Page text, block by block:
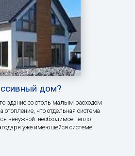
дом?
здание со столь малым расходом
отопление, что отдельная система
ненужной. необходимое тепло
уже имеющейся системе